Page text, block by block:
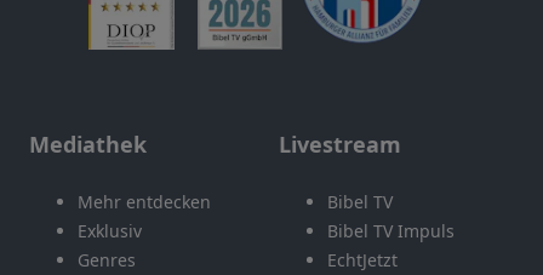
Mediathek
Mehr entdecken
Exklusiv
Genres
Livestream
Bibel TV
Bibel TV Impuls
EchtJetzt